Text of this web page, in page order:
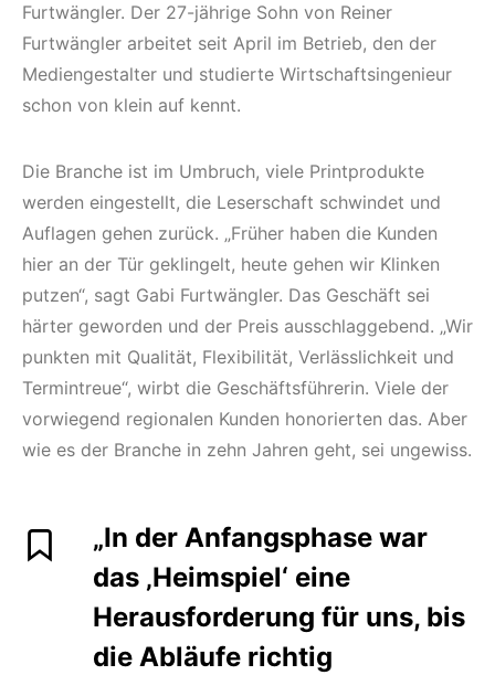
Furtwängler. Der 27-jährige Sohn von Reiner
Furtwängler arbeitet seit April im Betrieb, den der
Mediengestalter und studierte Wirtschaftsingenieur
schon von klein auf kennt.
Die Branche ist im Umbruch, viele Printprodukte
werden eingestellt, die Leserschaft schwindet und
Auflagen gehen zurück. „Früher haben die Kunden
hier an der Tür geklingelt, heute gehen wir Klinken
putzen“, sagt Gabi Furtwängler. Das Geschäft sei
härter geworden und der Preis ausschlaggebend. „Wir
punkten mit Qualität, Flexibilität, Verlässlichkeit und
Termintreue“, wirbt die Geschäftsführerin. Viele der
vorwiegend regionalen Kunden honorierten das. Aber
wie es der Branche in zehn Jahren geht, sei ungewiss.
„In der Anfangsphase war
das ‚Heimspiel‘ eine
Herausforderung für uns, bis
die Abläufe richtig